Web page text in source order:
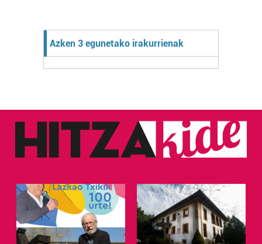
Azken 3 egunetako irakurrienak